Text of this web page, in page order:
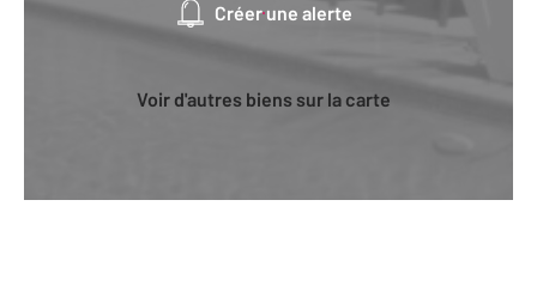
Créer une alerte
Voir d'autres biens sur la carte